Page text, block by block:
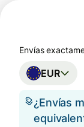
Envías
EUR
¿Envías